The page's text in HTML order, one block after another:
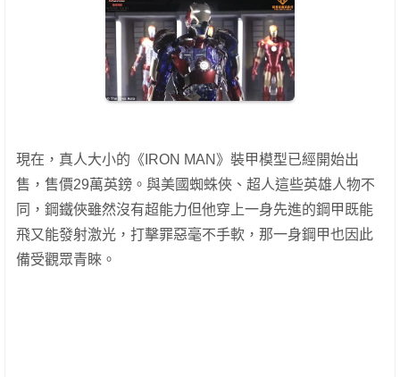
現在，真人大小的《IRON MAN》裝甲模型已經開始出
售，售價29萬英鎊。與美國蜘蛛俠、超人這些英雄人物不
同，鋼鐵俠雖然沒有超能力但他穿上一身先進的鋼甲既能
飛又能發射激光，打擊罪惡毫不手軟，那一身鋼甲也因此
備受觀眾青睞。